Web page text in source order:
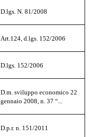
D.lgs. N. 81/2008
Art.124, d.lgs. 152/2006
D.lgs. 152/2006
D.m. sviluppo economico 22
gennaio 2008, n. 37 “...
D.p.r. n. 151/2011